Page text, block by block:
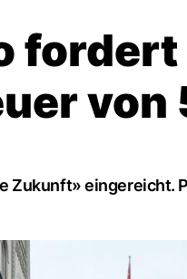
fordert
von
Zukunft»